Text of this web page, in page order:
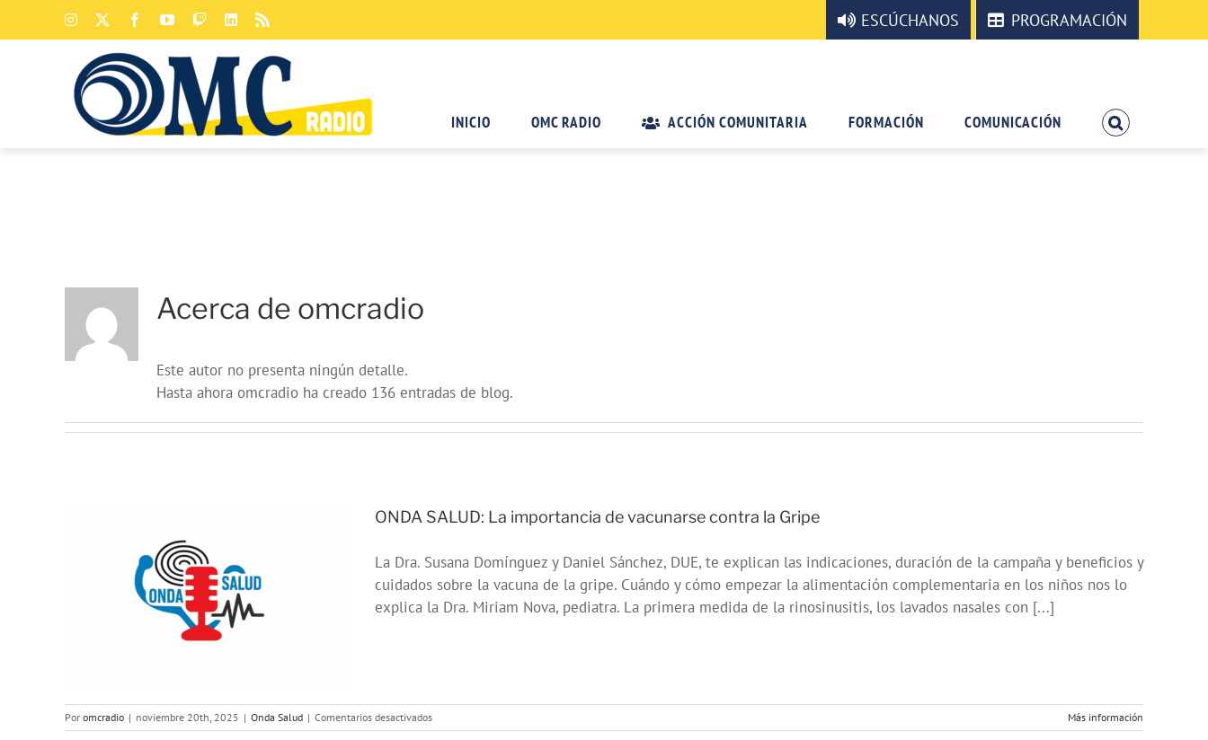
Instagram FacebookYouTube
TwitchLinkedIn ESCÚCHANOS PROGRAMACIÓN
INICIO OMC RADIO ACCIÓN COMUNITARIA FORMACIÓN COMUNICACIÓN
Acerca de omcradio
Este autor no presenta ningún detalle.
Hasta ahora omcradio ha creado 136 entradas de blog.
ONDA SALUD: La importancia de vacunarse contra la Gripe
La Dra. Susana Domínguez y Daniel Sánchez, DUE, te explican las indicaciones, duración de la campaña y beneficios y
cuidados sobre la vacuna de la gripe. Cuándo y cómo empezar la alimentación complementaria en los niños nos lo
explica la Dra. Miriam Nova, pediatra. La primera medida de la rinosinusitis, los lavados nasales con [...]
Por omcradio | noviembre 20th, 2025 | Onda Salud | Comentarios desactivadosen
ONDA
Más información